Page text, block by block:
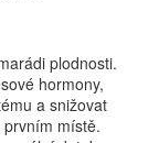
plodnosti.
hormony,
a snižovat
místě.